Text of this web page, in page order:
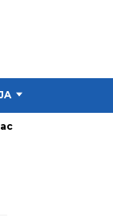
Melonjak Rp90.000